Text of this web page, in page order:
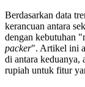
Berdasarkan data
kerancuan antara
dengan kebutuhan
packer". Artikel ini
di antara keduanya,
rupiah untuk fitur